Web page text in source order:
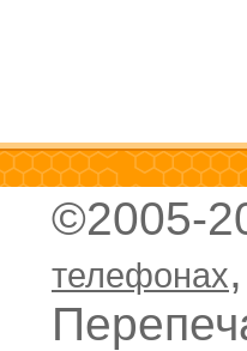
©2005-
телефонах